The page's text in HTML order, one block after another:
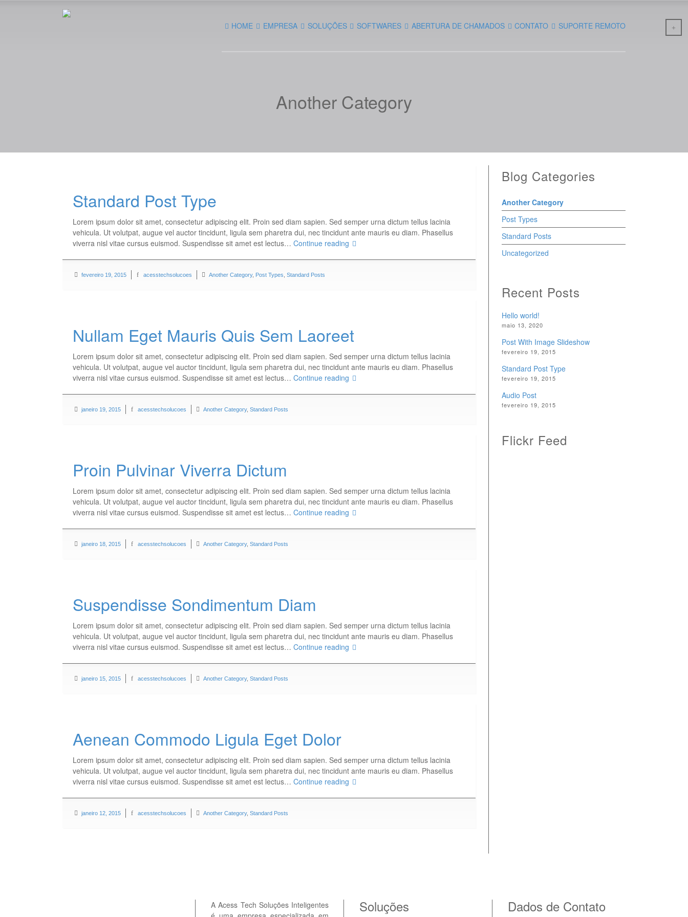
HOME EMPRESA SOLUÇÕES SOFTWARES ABERTURA DE CHAMADOS CONTATO SUPORTE REMOTO
Another Category
Standard Post Type
Lorem ipsum dolor sit amet, consectetur adipiscing elit. Proin sed diam sapien. Sed semper urna dictum tellus lacinia
vehicula. Ut volutpat, augue vel auctor tincidunt, ligula sem pharetra dui, nec tincidunt ante mauris eu diam. Phasellus
viverra nisl vitae cursus euismod. Suspendisse sit amet est lectus… Continue reading
fevereiro 19, 2015 acesstechsolucoes Another Category, Post Types Standard Posts
Nullam Eget Mauris Quis Sem Laoreet
Lorem ipsum dolor sit amet, consectetur adipiscing elit. Proin sed diam sapien. Sed semper urna dictum tellus lacinia
vehicula. Ut volutpat, augue vel auctor tincidunt, ligula sem pharetra dui, nec tincidunt ante mauris eu diam. Phasellus
viverra nisl vitae cursus euismod. Suspendisse sit amet est lectus… Continue reading
janeiro 19, 2015 acesstechsolucoes Another Category, Standard Posts
Proin Pulvinar Viverra Dictum
Lorem ipsum dolor sit amet, consectetur adipiscing elit. Proin sed diam sapien. Sed semper urna dictum tellus lacinia
vehicula. Ut volutpat, augue vel auctor tincidunt, ligula sem pharetra dui, nec tincidunt ante mauris eu diam. Phasellus
viverra nisl vitae cursus euismod. Suspendisse sit amet est lectus… Continue reading
janeiro 18, 2015 acesstechsolucoes Another Category, Standard Posts
Suspendisse Sondimentum Diam
Lorem ipsum dolor sit amet, consectetur adipiscing elit. Proin sed diam sapien. Sed semper urna dictum tellus lacinia
vehicula. Ut volutpat, augue vel auctor tincidunt, ligula sem pharetra dui, nec tincidunt ante mauris eu diam. Phasellus
viverra nisl vitae cursus euismod. Suspendisse sit amet est lectus… Continue reading
janeiro 15, 2015 acesstechsolucoes Another Category, Standard Posts
Aenean Commodo Ligula Eget Dolor
Lorem ipsum dolor sit amet, consectetur adipiscing elit. Proin sed diam sapien. Sed semper urna dictum tellus lacinia
vehicula. Ut volutpat, augue vel auctor tincidunt, ligula sem pharetra dui, nec tincidunt ante mauris eu diam. Phasellus
viverra nisl vitae cursus euismod. Suspendisse sit amet est lectus… Continue reading
janeiro 12, 2015 acesstechsolucoes Another Category, Standard Posts
Blog Categories
Another Category
Post Types
Standard Posts
Uncategorized
Recent Posts
Hello world!
maio 13, 2020
Post With Image Slideshow
fevereiro 19, 2015
Standard Post Type
fevereiro 19, 2015
Audio Post
fevereiro 19, 2015
Flickr Feed
A Acess Tech Soluções Inteligentes
Soluções Dados de Contato